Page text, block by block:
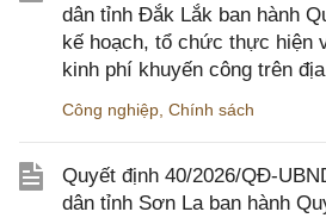
dân tỉnh Đắk Lắk ban hành
kế hoạch, tổ chức thực hiện
kinh phí khuyến công trên
Công nghiệp Chính sách
Quyết định 40/2026/QĐ-
dân tỉnh Sơn La ban hành